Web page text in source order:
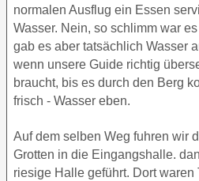
normalen Ausflug ein Essen
Wasser. Nein, so schlimm war
gab es aber tatsächlich Wasser
wenn unsere Guide richtig
braucht, bis es durch den Berg
frisch - Wasser eben.
Auf dem selben Weg fuhren wir
Grotten in die Eingangshalle.
riesige Halle geführt. Dort waren